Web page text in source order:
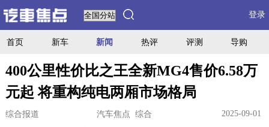
登录
首页 新车 新闻 热评 评测 导购
400公里性价比之王全新MG4售价6.58万
元起 将重构纯电两厢市场格局
综合报道 汽车焦点 综合 2025-09-01